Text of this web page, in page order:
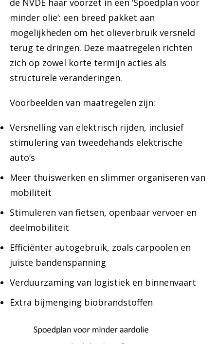
de NVDE haar voorzet in een ‘Spoedplan voor
minder olie’: een breed pakket aan
mogelijkheden om het olieverbruik versneld
terug te dringen. Deze maatregelen richten
zich op zowel korte termijn acties als
structurele veranderingen.
Voorbeelden van maatregelen zijn:
Versnelling van elektrisch rijden, inclusief
stimulering van tweedehands elektrische
auto’s
Meer thuiswerken en slimmer organiseren van
mobiliteit
Stimuleren van fietsen, openbaar vervoer en
deelmobiliteit
Efficiënter autogebruik, zoals carpoolen en
juiste bandenspanning
Verduurzaming van logistiek en binnenvaart
Extra bijmenging biobrandstoffen